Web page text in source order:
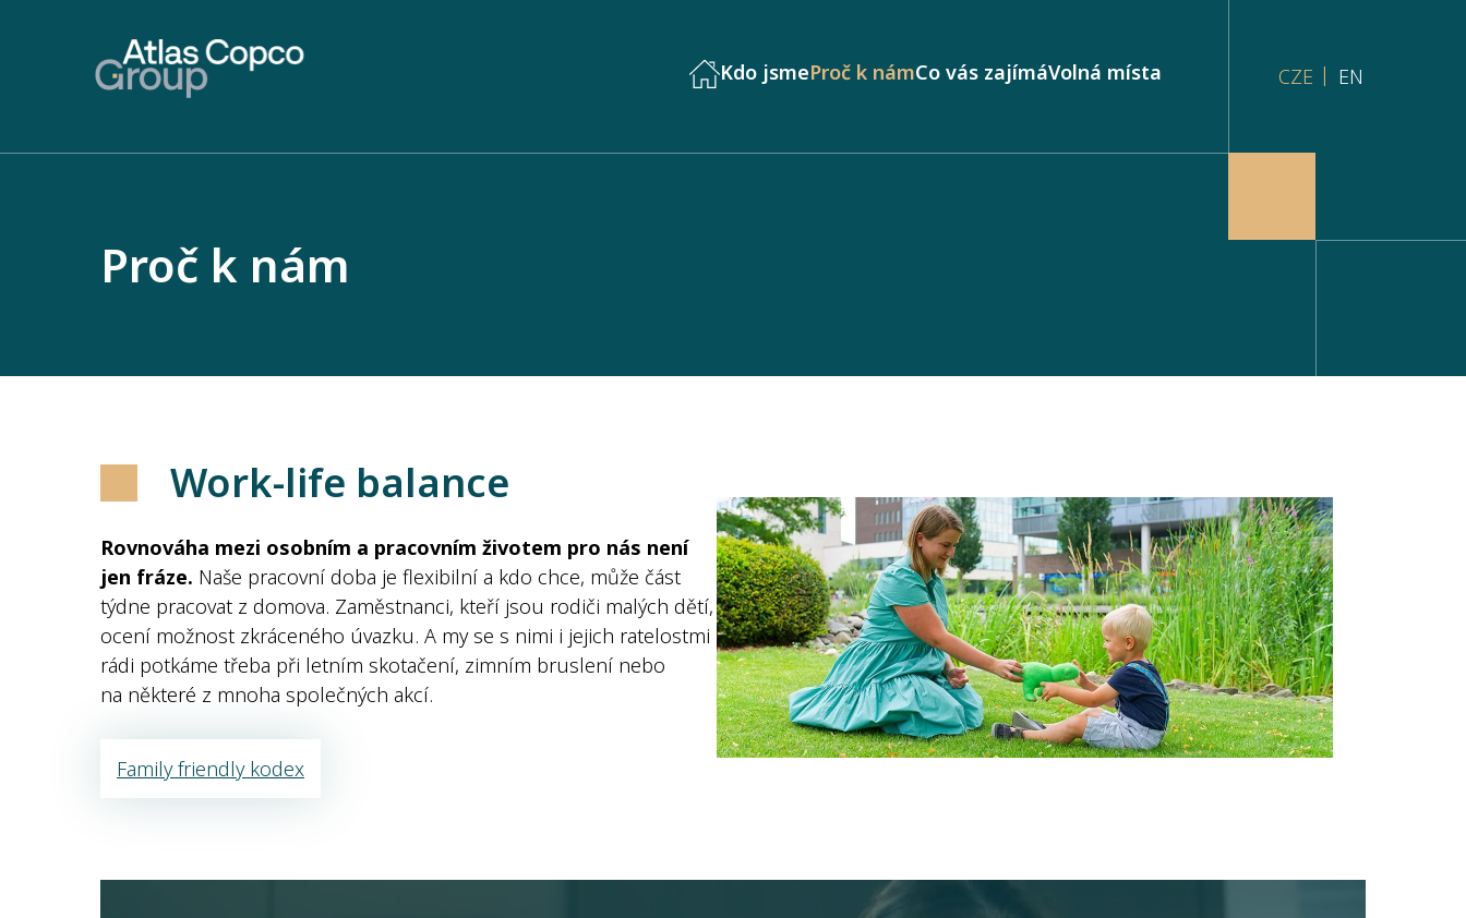
Kdo jsmeProč k námCo vás zajímáVolná místa CZE EN
Proč k nám
Work-life balance
Rovnováha mezi osobním a pracovním životem pro nás není
jen fráze. Naše pracovní doba je flexibilní a kdo chce, může část
týdne pracovat z domova. Zaměstnanci, kteří jsou rodiči malých dětí,
ocení možnost zkráceného úvazku. A my se s nimi i jejich ratelostmi
rádi potkáme třeba při letním skotačení, zimním bruslení nebo
na některé z mnoha společných akcí.
Family friendly kodex